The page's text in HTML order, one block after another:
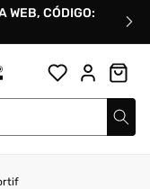
WEB, CÓDIGO: